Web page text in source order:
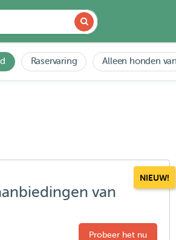
Raservaring Alleen honden
NIEUW!
van
Probeer het nu